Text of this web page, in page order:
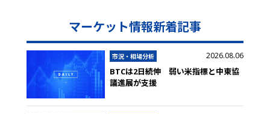
マーケット情報新着記事
市況・相場分析 2026.08.06
BTCは2日続伸 弱い米指標と中東協
議進展が支援